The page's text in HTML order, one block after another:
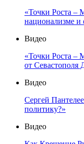
«Точки Роста –
национализме и
Видео
«Точки Роста –
от Севастополя
Видео
Сергей
политику?»
Видео